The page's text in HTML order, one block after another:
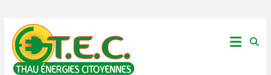
content
Thau
Énergies